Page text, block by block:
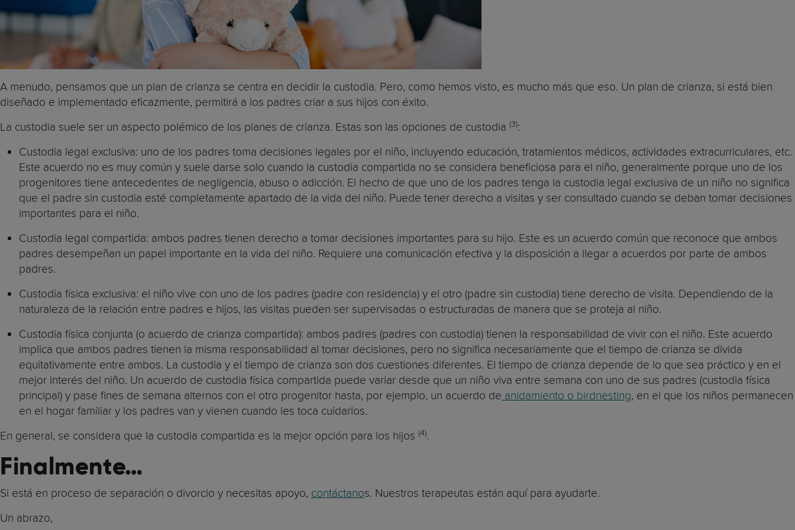
A menudo, pensamos que un plan de crianza se centra en decidir la custodia. Pero, como hemos visto, es mucho más que eso. Un plan de crianza, si está bien
diseñado e implementado eficazmente, permitirá a los padres criar a sus hijos con éxito.
La custodia suele ser un aspecto polémico de los planes de crianza. Estas son las opciones de custodia (3):
Custodia legal exclusiva: uno de los padres toma decisiones legales por el niño, incluyendo educación, tratamientos médicos, actividades extracurriculares, etc.
Este acuerdo no es muy común y suele darse solo cuando la custodia compartida no se considera beneficiosa para el niño, generalmente porque uno de los
progenitores tiene antecedentes de negligencia, abuso o adicción. El hecho de que uno de los padres tenga la custodia legal exclusiva de un niño no significa
que el padre sin custodia esté completamente apartado de la vida del niño. Puede tener derecho a visitas y ser consultado cuando se deban tomar decisiones
importantes para el niño.
Custodia legal compartida: ambos padres tienen derecho a tomar decisiones importantes para su hijo. Este es un acuerdo común que reconoce que ambos
padres desempeñan un papel importante en la vida del niño. Requiere una comunicación efectiva y la disposición a llegar a acuerdos por parte de ambos
padres.
Custodia física exclusiva: el niño vive con uno de los padres (padre con residencia) y el otro (padre sin custodia) tiene derecho de visita. Dependiendo de la
naturaleza de la relación entre padres e hijos, las visitas pueden ser supervisadas o estructuradas de manera que se proteja al niño.
Custodia física conjunta (o acuerdo de crianza compartida): ambos padres (padres con custodia) tienen la responsabilidad de vivir con el niño. Este acuerdo
implica que ambos padres tienen la misma responsabilidad al tomar decisiones, pero no significa necesariamente que el tiempo de crianza se divida
equitativamente entre ambos. La custodia y el tiempo de crianza son dos cuestiones diferentes. El tiempo de crianza depende de lo que sea práctico y en el
mejor interés del niño. Un acuerdo de custodia física compartida puede variar desde que un niño viva entre semana con uno de sus padres (custodia física
principal) y pase fines de semana alternos con el otro progenitor hasta, por ejemplo, un acuerdo de anidamiento o birdnesting, en el que los niños permanecen
en el hogar familiar y los padres van y vienen cuando les toca cuidarlos.
En general, se considera que la custodia compartida es la mejor opción para los hijos (4).
Finalmente…
Si está en proceso de separación o divorcio y necesitas apoyo, contáctanos. Nuestros terapeutas están aquí para ayudarte.
Un abrazo,